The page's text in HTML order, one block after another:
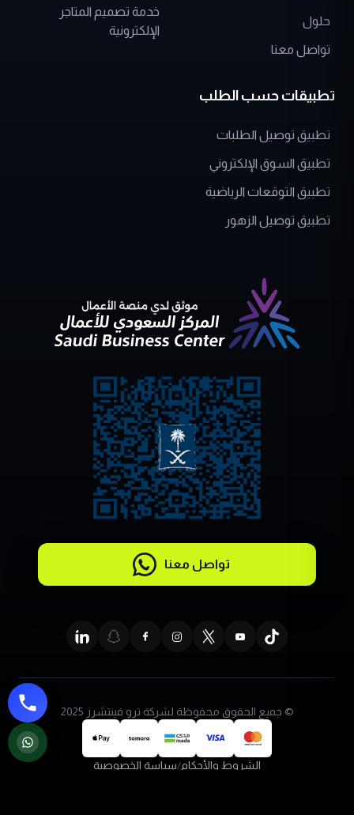
حلول
تواصل معنا
خدمة تصميم المتاجر
الإلكترونية
تطبيقات حسب الطلب
تطبيق توصيل الطلبات
تطبيق السوق الإلكتروني
تطبيق التوقعات الرياضية
تطبيق توصيل الزهور
تواصل معنا
© جميع الحقوق محفوظة لشركة ترو فينتشرز 2025
الشروط والأحكام/سياسة الخصوصية